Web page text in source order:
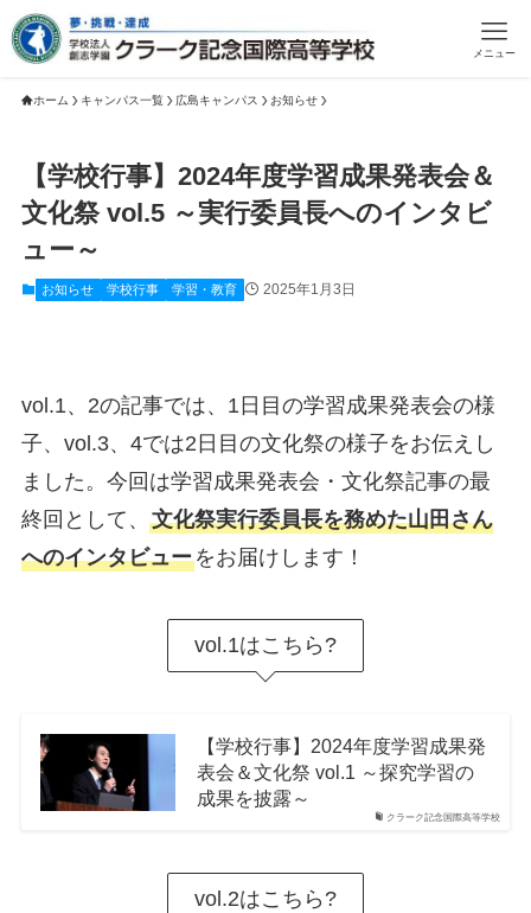
メニュー
ホーム キャンパス一覧 広島キャンパス お知らせ
【学校行事】2024年度学習成果発表会＆
文化祭 vol.5 ～実行委員長へのインタビ
ュー～
お知らせ 学校行事 学習・教育 2025年1月3日
vol.1、2の記事では、1日目の学習成果発表会の様
子、vol.3、4では2日目の文化祭の様子をお伝えし
ました。今回は学習成果発表会・文化祭記事の最
終回として、 文化祭実行委員長を務めた山田さん
へのインタビューをお届けします！
vol.1はこちら?
クラーク記念国際高等学校
【学校行事】2024年度学習成果発
表会＆文化祭 vol.1 ～探究学習の
成果を披露～
vol.2はこちら?